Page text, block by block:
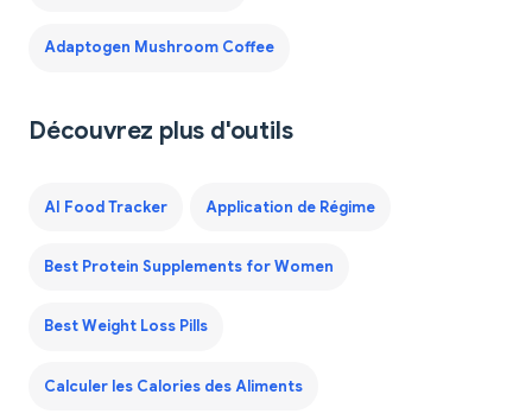
Adaptogen Mushroom Coffee
Découvrez plus d'outils
AI Food Tracker Application de Régime
Best Protein Supplements for Women
Best Weight Loss Pills
Calculer les Calories des Aliments